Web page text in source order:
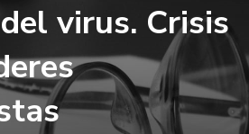
virus. Crisis